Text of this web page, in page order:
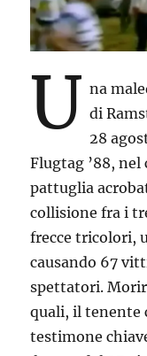
U na
di
28
Flugtag ’88, nel
pattuglia
collisione fra i
frecce tricolori,
causando 67
spettatori.
quali, il tenente
testimone